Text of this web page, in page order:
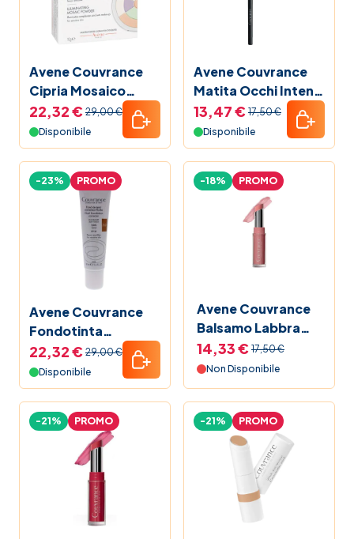
Avene Couvrance
Cipria Mosaico
Luminosità
22,32 € 29,00 €
Disponibile
Avene Couvrance
Matita Occhi Intensi
Nera
13,47 € 17,50 €
Disponibile
Avene Couvrance
Fondotinta
Correttore Fluido
3.0 Sabbia 30 ml
-23% PROMO
22,32 € 29,00 €
Disponibile
Avene Couvrance
Balsamo Labbra
Nude
-18% PROMO
14,33 € 17,50 €
Non Disponibile
-21% PROMO -21% PROMO